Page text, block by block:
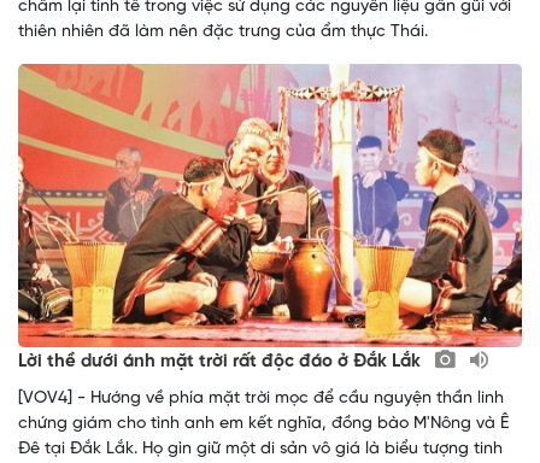
chấm lại tinh tế trong việc sử dụng các nguyên liệu gần gũi với
thiên nhiên đã làm nên đặc trưng của ẩm thực Thái.
Lời thề dưới ánh mặt trời rất độc đáo ở Đắk Lắk
[VOV4] - Hướng về phía mặt trời mọc để cầu nguyện thần linh
chứng giám cho tình anh em kết nghĩa, đồng bào M'Nông và Ê
Đê tại Đắk Lắk. Họ gìn giữ một di sản vô giá là biểu tượng tinh